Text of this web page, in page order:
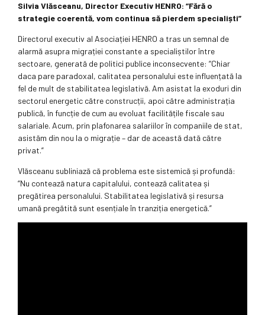
Silvia Vlăsceanu, Director Executiv HENRO: “Fără o
strategie coerentă, vom continua să pierdem specialiști”
Directorul executiv al Asociației HENRO a tras un semnal de
alarmă asupra migrației constante a specialiștilor între
sectoare, generată de politici publice inconsecvente: “Chiar
daca pare paradoxal, calitatea personalului este influențată la
fel de mult de stabilitatea legislativă. Am asistat la exoduri din
sectorul energetic către construcții, apoi către administrația
publică, în funcție de cum au evoluat facilitățile fiscale sau
salariale. Acum, prin plafonarea salariilor în companiile de stat,
asistăm din nou la o migrație – dar de această dată către
privat.”
Vlăsceanu subliniază că problema este sistemică și profundă:
“Nu contează natura capitalului, contează calitatea și
pregătirea personalului. Stabilitatea legislativă și resursa
umană pregătită sunt esențiale în tranziția energetică.”